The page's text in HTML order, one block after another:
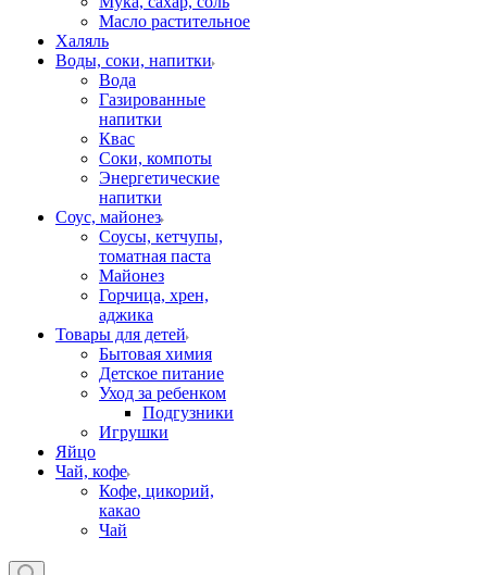
Масло растительное
Халяль
Воды, соки, напитки
Вода
Газированные
напитки
Квас
Соки, компоты
Энергетические
напитки
Соус, майонез
Соусы, кетчупы,
томатная паста
Майонез
Горчица, хрен,
аджика
Товары для детей
Бытовая химия
Детское питание
Уход за ребенком
Подгузники
Игрушки
Яйцо
Чай, кофе
Кофе, цикорий,
какао
Чай